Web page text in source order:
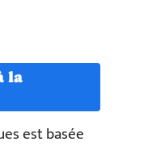
la
est basée